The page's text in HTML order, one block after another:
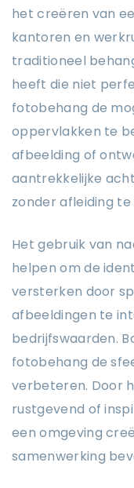
het creëren van
kantoren en
traditioneel
heeft die niet
fotobehang de
oppervlakken te
afbeelding of
aantrekkelijke
zonder afleiding
Het gebruik van
helpen om de
versterken door
afbeeldingen te
bedrijfswaarden.
fotobehang de
verbeteren. Door
rustgevend of
een omgeving
samenwerking